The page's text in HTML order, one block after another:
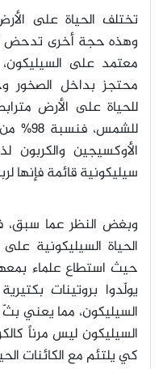
تختلف الحياة على
وهذه حجة أخرى تدحض
معتمد على
محتجز بداخل الصخور
للحياة على الأرض
الأوكسيجين
سيليكونية قائمة فإنها
وبغض النظر عما
الحياة السيليكونية
حيث استطاع علماء
يولّدوا بروتينات
السيليكون، مما يعني
السيليكون ليس مرناً
كي يلتئم مع الكائنات